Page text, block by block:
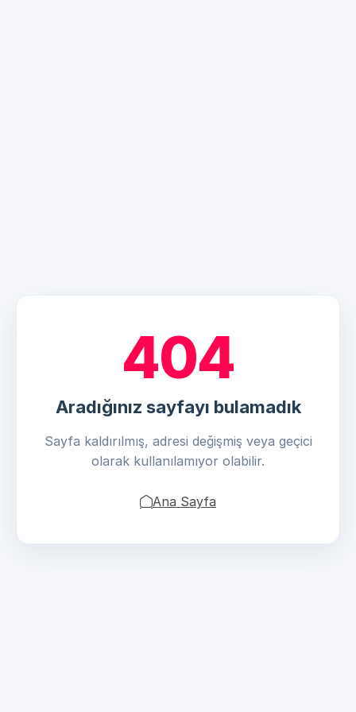
404
Aradığınız sayfayı bulamadık
Sayfa kaldırılmış, adresi değişmiş veya geçici
olarak kullanılamıyor olabilir.
Ana Sayfa